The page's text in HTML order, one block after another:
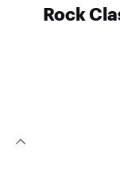
Rock